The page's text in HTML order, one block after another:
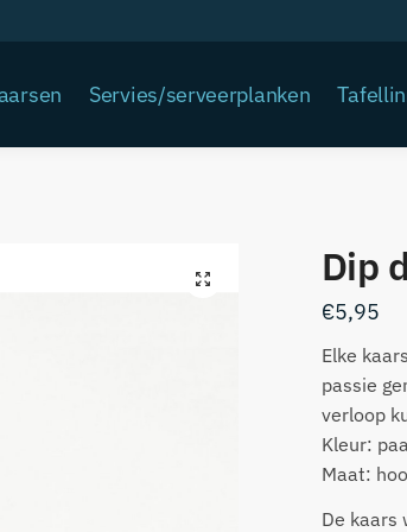
Servies/serveerplanken
Dip
€5,95
Elke
passie
verloop
Kleur:
Maat:
De kaars